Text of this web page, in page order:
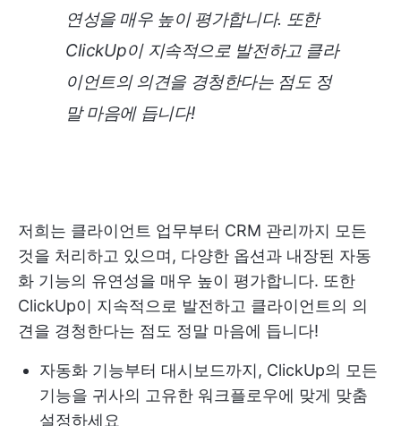
연성을 매우 높이 평가합니다. 또한
ClickUp이 지속적으로 발전하고 클라
이언트의 의견을 경청한다는 점도 정
말 마음에 듭니다!
저희는 클라이언트 업무부터 CRM 관리까지 모든
것을 처리하고 있으며, 다양한 옵션과 내장된 자동
화 기능의 유연성을 매우 높이 평가합니다. 또한
ClickUp이 지속적으로 발전하고 클라이언트의 의
견을 경청한다는 점도 정말 마음에 듭니다!
자동화 기능부터 대시보드까지, ClickUp의 모든
기능을 귀사의 고유한 워크플로우에 맞게 맞춤
설정하세요